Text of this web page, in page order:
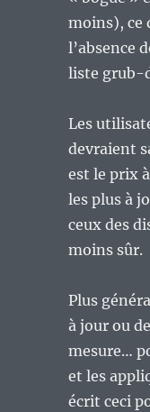
moins), ce
l’absence
liste grub-
Les
devraient
est le prix
les plus à
ceux des
moins sûr.
Plus
à jour ou
mesure…
et les
écrit ceci